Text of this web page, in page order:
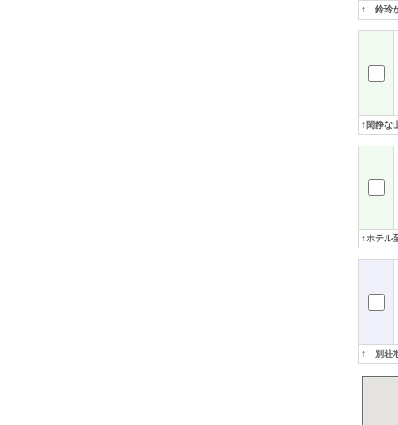
↑ 鈴玲
↑閑静な
↑ホテル
↑ 別荘